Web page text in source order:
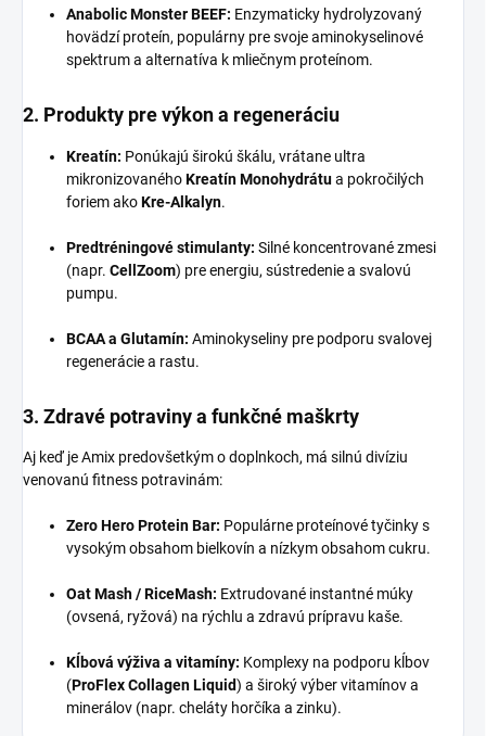
Anabolic Monster BEEF: Enzymaticky hydrolyzovaný
hovädzí proteín, populárny pre svoje aminokyselinové
spektrum a alternatíva k mliečnym proteínom.
2. Produkty pre výkon a regeneráciu
Kreatín: Ponúkajú širokú škálu, vrátane ultra
mikronizovanéhoKreatín Monohydrátua pokročilých
foriem akoKre-Alkalyn.
Predtréningové stimulanty: Silné koncentrované zmesi
(napr. CellZoom) pre energiu, sústredenie a svalovú
pumpu.
BCAA a Glutamín: Aminokyseliny pre podporu svalovej
regenerácie a rastu.
3. Zdravé potraviny a funkčné maškrty
Aj keď je Amix predovšetkým o doplnkoch, má silnú divíziu
venovanú fitness potravinám:
Zero Hero Protein Bar: Populárne proteínové tyčinky s
vysokým obsahom bielkovín a nízkym obsahom cukru.
Oat Mash / RiceMash: Extrudované instantné múky
(ovsená, ryžová) na rýchlu a zdravú prípravu kaše.
Kĺbová výživa a vitamíny: Komplexy na podporu kĺbov
(ProFlex Collagen Liquid) a široký výber vitamínov a
minerálov (napr. cheláty horčíka a zinku).